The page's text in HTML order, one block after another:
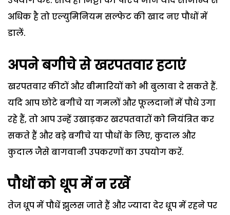
अधिक है तो एल्युमिनियम सल्फेट की खाद नए पौधों में
डालें.
अपने बगीचे से खरपतवार हटाएं
खरपतवार कीटों और बीमारियों को भी बुलावा दे सकते हैं.
यदि आप छोटे बगीचे या गमलों और फूलदानों में पौधे उगा
रहे हैं, तो आप उन्हें उखाड़कर खरपतवारों को नियंत्रित कर
सकते हैं और बड़े बगीचे या पौधों के लिए, कुदाल और
कुदाल जैसे बागवानी उपकरणों का उपयोग करें.
पौधों को धूप में न रखें
तेज धूप में पौधें झुलस जाते हैं और ज्यादा देर धूप में रहने पर